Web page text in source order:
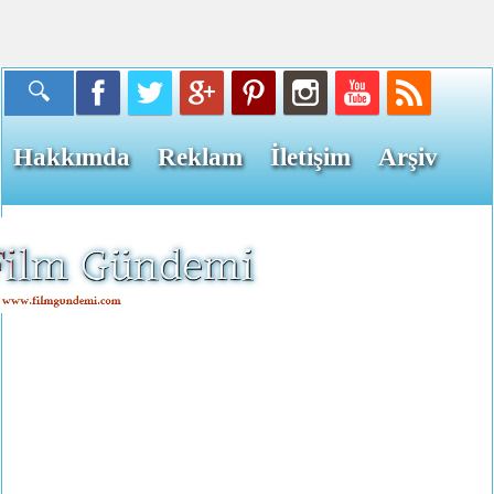
Hakkımda Reklam İletişim Arşiv